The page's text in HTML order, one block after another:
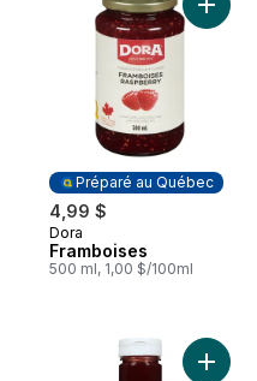
Préparé au Québec
4,99 $
Préparé au Québec
Dora
Framboises
500 ml, 1,00 $/100ml